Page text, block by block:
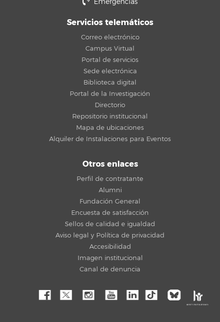
Servicios telemáticos
Correo electrónico
Campus Virtual
Portal de servicios
Sede electrónica
Biblioteca digital
Portal de la Investigación
Directorio
Repositorio institucional
Mapa de ubicaciones
Alquiler de Instalaciones para Eventos
Otros enlaces
Perfil de contratante
Alumni
Fundación General
Encuesta de satisfacción
Sellos de calidad e igualdad
Aviso legal y Política de privacidad
Accesibilidad
Imagen institucional
Canal de denuncia